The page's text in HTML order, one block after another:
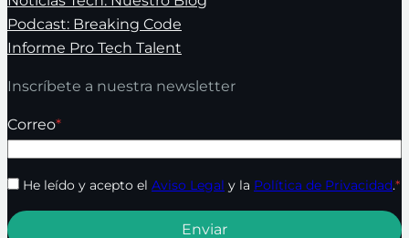
Podcast: Breaking Code
Informe Pro Tech Talent
Inscríbete a nuestra newsletter
Correo*
He leído y acepto el Aviso Legal y la Política de Privacidad.*